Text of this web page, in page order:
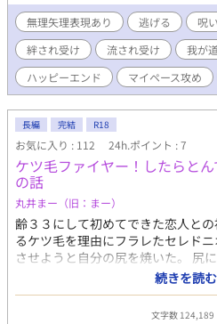
無理矢理表現あり 逃げる 呪い
絆され受け
流され受け
我が
ハッピーエンド
マイペース攻め
長編 完結 R18
お気に入り : 112 24h.ポイント : 7
ケツ毛ファイヤー！したらと
の話
丸井まー（旧：まー）
齢３３にして初めてできた恋人と
るケツ毛を理由にフラレたセレド
させようと自分の尻を焼いた。 尻
は、病院に入院することになる。
ったおっさんのお話。 マイペース
した厳ついおっさん騎士。 ※ムー
続きを読む
文字数 124,189